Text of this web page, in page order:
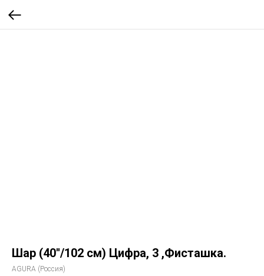
Шар (40''/102 см) Цифра, 3 ,Фисташка.
AGURA (Россия)